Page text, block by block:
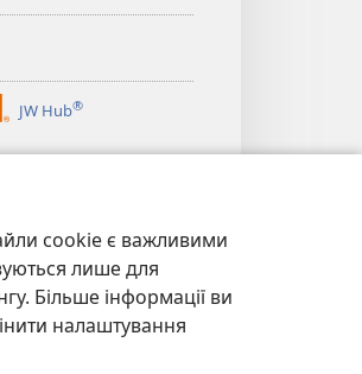
cookie є важливими
лише для
Більше інформації ви
налаштування
JW Hub®